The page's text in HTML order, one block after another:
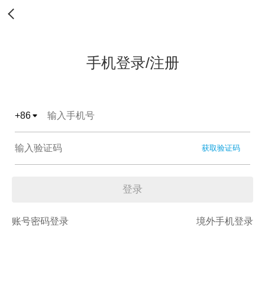
手机登录/注册
+86
获取验证码
登录
账号密码登录 境外手机登录